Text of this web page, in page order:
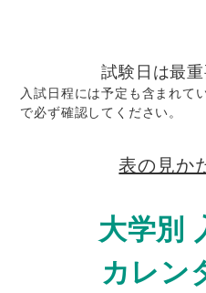
試験日は最重
入試日程には予定も含まれて
で必ず確認してください。
表の見か
大学別
カレン